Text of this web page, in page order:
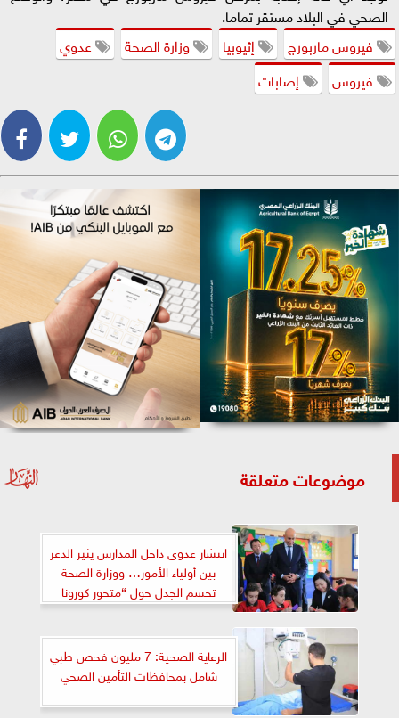
الصحي في البلاد مستقر تماما.
فيروس ماربورج
إثيوبيا وزارة الصحة
عدوي
فيروس
إصابات
موضوعات متعلقة
انتشار عدوى داخل المدارس يثير الذعر
بين أولياء الأمور… ووزارة الصحة
تحسم الجدل حول “متحور كورونا
الجديد”
الرعاية الصحية: 7 مليون فحص طبي
شامل بمحافظات التأمين الصحي